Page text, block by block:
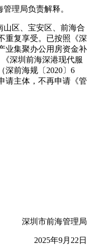
理局负责解释。
山区、宝安区、前海合
重复享受。已按照《深
业集聚办公用房资金补
深圳前海深港现代服
深前海规〔2020〕6
请主体，不再申请《管
深圳市前海管理局
2025年9月22日